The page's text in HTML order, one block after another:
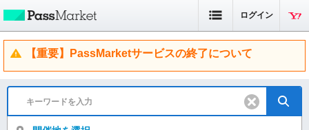
ログイン
【重要】PassMarketサービスの終了について